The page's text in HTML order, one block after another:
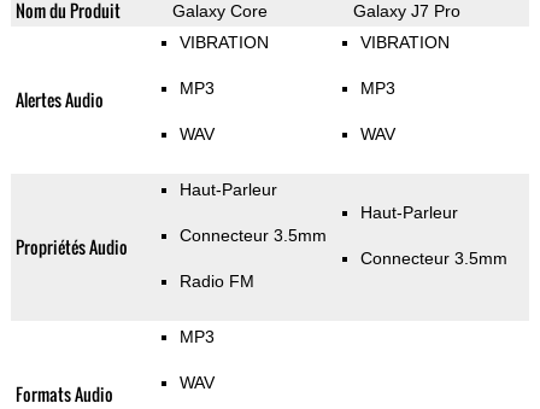
Nom du Produit Galaxy Core Galaxy J7 Pro
Alertes Audio
VIBRATION
MP3
WAV
VIBRATION
MP3
WAV
Propriétés Audio
Haut-Parleur
Connecteur 3.5mm
Radio FM
Haut-Parleur
Connecteur 3.5mm
Formats Audio
MP3
WAV